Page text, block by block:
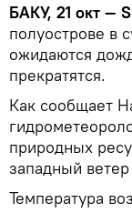
БАКУ, 21 окт —
полуострове в
ожидаются
прекратятся.
Как сообщает
природных
западный
Температура